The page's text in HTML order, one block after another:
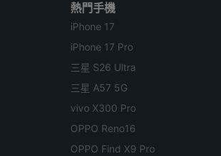
熱門手機
iPhone 17
iPhone 17 Pro
三星 S26 Ultra
三星 A57 5G
vivo X300 Pro
OPPO Reno16
OPPO Find X9 Pro